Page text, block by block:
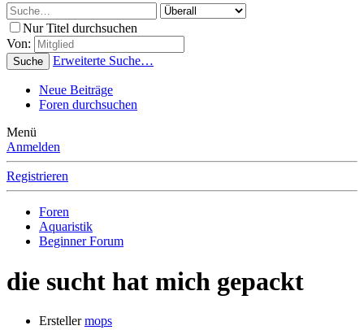
Nur Titel durchsuchen
Von:
Suche Erweiterte Suche…
Neue Beiträge
Foren durchsuchen
Menü
Anmelden
Registrieren
Foren
Aquaristik
Beginner Forum
die sucht hat mich gepackt
Ersteller mops